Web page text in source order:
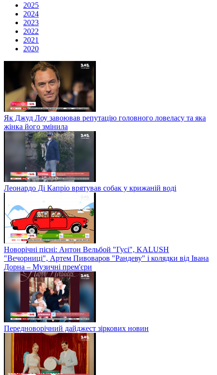
2025
2024
2023
2022
2021
2020
Як Джуд Лоу завоював репутацію головного ловеласу та яка
жінка його змінила
Леонардо Ді Капріо врятував собак у крижаній воді
Новорічні пісні: Антон Вельбой "Гусі", KALUSH
"Вечорниці", Артем Пивоваров "Рандеву" і колядки від Івана
Дорна – Музичні прем'єри
Передноворічний дайджест зіркових новин